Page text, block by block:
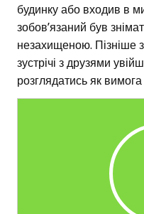
будинку або входив в
зобов’язаний був
незахищеною. Пізніше
зустрічі з друзями
розглядатись як вимога